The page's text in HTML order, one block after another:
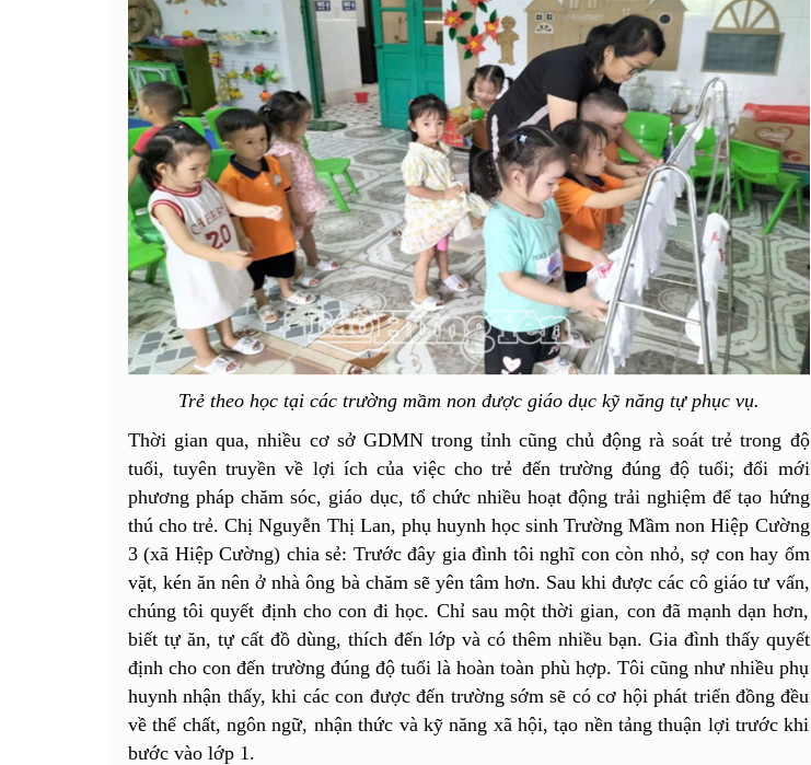
Trẻ theo học tại các trường mầm non được giáo dục kỹ năng tự phục vụ.
Thời gian qua, nhiều cơ sở GDMN trong tỉnh cũng chủ động rà soát trẻ trong độ
tuổi, tuyên truyền về lợi ích của việc cho trẻ đến trường đúng độ tuổi; đổi mới
phương pháp chăm sóc, giáo dục, tổ chức nhiều hoạt động trải nghiệm để tạo hứng
thú cho trẻ. Chị Nguyễn Thị Lan, phụ huynh học sinh Trường Mầm non Hiệp Cường
3 (xã Hiệp Cường) chia sẻ: Trước đây gia đình tôi nghĩ con còn nhỏ, sợ con hay ốm
vặt, kén ăn nên ở nhà ông bà chăm sẽ yên tâm hơn. Sau khi được các cô giáo tư vấn,
chúng tôi quyết định cho con đi học. Chỉ sau một thời gian, con đã mạnh dạn hơn,
biết tự ăn, tự cất đồ dùng, thích đến lớp và có thêm nhiều bạn. Gia đình thấy quyết
định cho con đến trường đúng độ tuổi là hoàn toàn phù hợp. Tôi cũng như nhiều phụ
huynh nhận thấy, khi các con được đến trường sớm sẽ có cơ hội phát triển đồng đều
về thể chất, ngôn ngữ, nhận thức và kỹ năng xã hội, tạo nền tảng thuận lợi trước khi
bước vào lớp 1.